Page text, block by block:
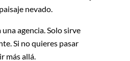
nevado.
agencia. Solo sirve
Si no quieres pasar
más allá.